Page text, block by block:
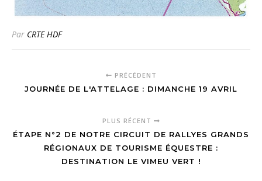
Par CRTE HDF
PRÉCÉDENT
JOURNÉE DE L'ATTELAGE : DIMANCHE 19 AVRIL
PLUS RÉCENT
ÉTAPE N°2 DE NOTRE CIRCUIT DE RALLYES GRANDS
RÉGIONAUX DE TOURISME ÉQUESTRE :
DESTINATION LE VIMEU VERT !